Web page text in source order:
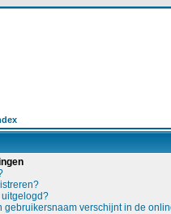
uitgelogd?
gebruikersnaam verschijnt in de